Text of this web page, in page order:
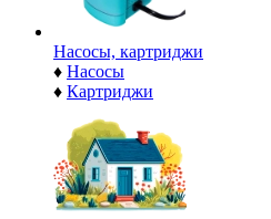
Насосы, картриджи
♦ Насосы
♦ Картриджи